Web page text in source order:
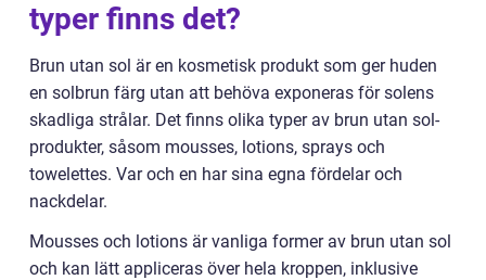
typer finns det?
Brun utan sol är en kosmetisk produkt som ger huden
en solbrun färg utan att behöva exponeras för solens
skadliga strålar. Det finns olika typer av brun utan sol-
produkter, såsom mousses, lotions, sprays och
towelettes. Var och en har sina egna fördelar och
nackdelar.
Mousses och lotions är vanliga former av brun utan sol
och kan lätt appliceras över hela kroppen, inklusive